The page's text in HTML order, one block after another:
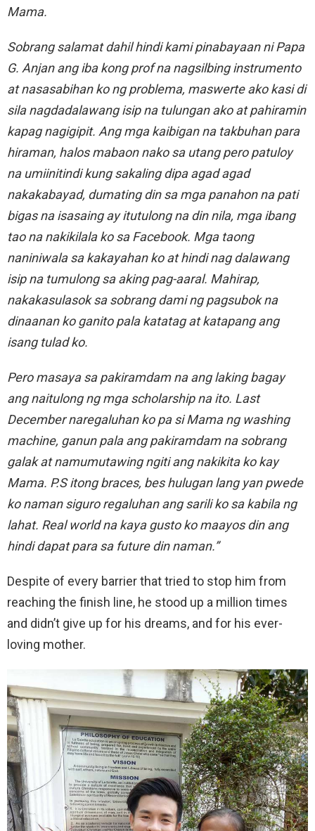
Mama.
Sobrang salamat dahil hindi kami pinabayaan ni Papa
G. Anjan ang iba kong prof na nagsilbing instrumento
at nasasabihan ko ng problema, maswerte ako kasi di
sila nagdadalawang isip na tulungan ako at pahiramin
kapag nagigipit. Ang mga kaibigan na takbuhan para
hiraman, halos mabaon nako sa utang pero patuloy
na umiinitindi kung sakaling dipa agad agad
nakakabayad, dumating din sa mga panahon na pati
bigas na isasaing ay itutulong na din nila, mga ibang
tao na nakikilala ko sa Facebook. Mga taong
naniniwala sa kakayahan ko at hindi nag dalawang
isip na tumulong sa aking pag-aaral. Mahirap,
nakakasulasok sa sobrang dami ng pagsubok na
dinaanan ko ganito pala katatag at katapang ang
isang tulad ko.
Pero masaya sa pakiramdam na ang laking bagay
ang naitulong ng mga scholarship na ito. Last
December naregaluhan ko pa si Mama ng washing
machine, ganun pala ang pakiramdam na sobrang
galak at namumutawing ngiti ang nakikita ko kay
Mama. P.S itong braces, bes hulugan lang yan pwede
ko naman siguro regaluhan ang sarili ko sa kabila ng
lahat. Real world na kaya gusto ko maayos din ang
hindi dapat para sa future din naman.”
Despite of every barrier that tried to stop him from
reaching the finish line, he stood up a million times
and didn’t give up for his dreams, and for his ever-
loving mother.